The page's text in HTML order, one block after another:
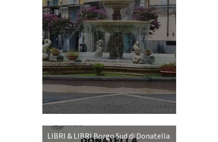
LIBRI & LIBRI Borgo Sud di Donatella